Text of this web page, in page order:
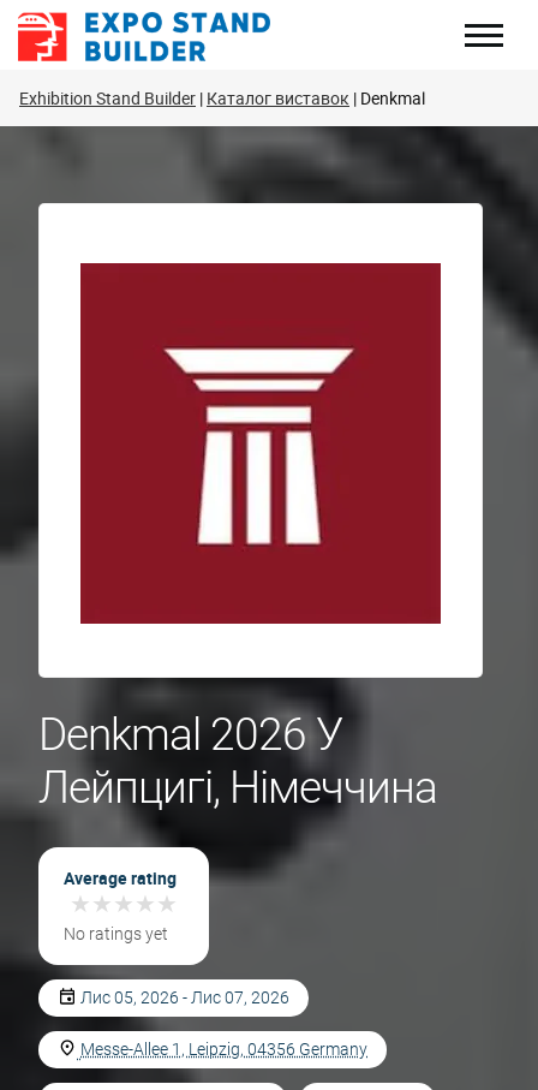
Перейти
Exhibition Stand Builder Каталог виставок Denkmal
Denkmal 2026 У
Лейпцигі, Німеччина
Average rating
★★★★★
★★★★★
No ratings yet
Лис 05, 2026 - Лис 07, 2026
Messe-Allee 1, Leipzig, 04356 Germany